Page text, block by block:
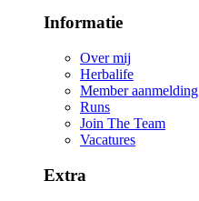
Informatie
Over mij
Herbalife
Member aanmelding
Runs
Join The Team
Vacatures
Extra